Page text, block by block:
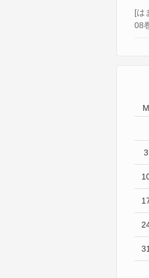
[は
08
M
3
31